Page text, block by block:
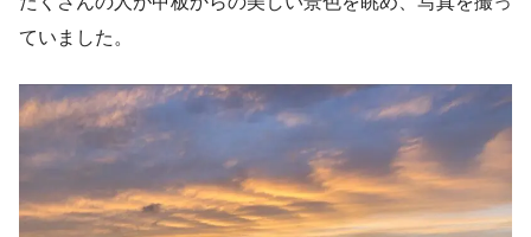
ていました。